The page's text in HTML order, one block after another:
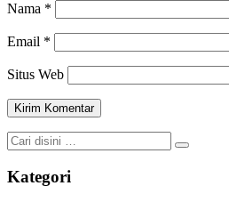
Nama *
Email *
Situs Web
Kategori